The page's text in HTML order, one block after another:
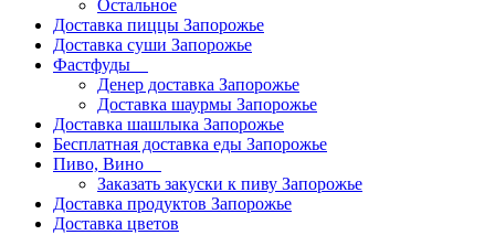
Остальное
Доставка пиццы Запорожье
Доставка суши Запорожье
Фастфуды
Денер доставка Запорожье
Доставка шаурмы Запорожье
Доставка шашлыка Запорожье
Бесплатная доставка еды Запорожье
Пиво, Вино
Заказать закуски к пиву Запорожье
Доставка продуктов Запорожье
Доставка цветов